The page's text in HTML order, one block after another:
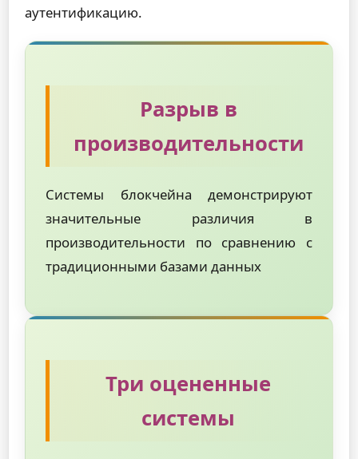
аутентификацию.
Разрыв в
производительности
Системы блокчейна демонстрируют
значительные различия в
производительности по сравнению с
традиционными базами данных
Три оцененные
системы